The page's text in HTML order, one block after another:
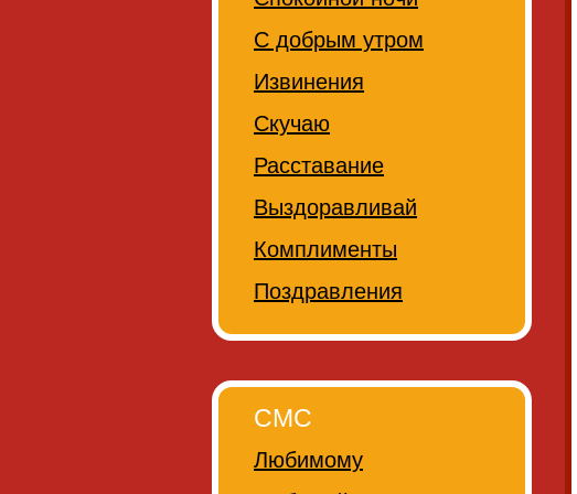
С добрым утром
Извинения
Скучаю
Расставание
Выздоравливай
Комплименты
Поздравления
СМС
Любимому